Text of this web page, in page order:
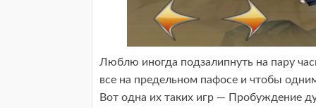
Люблю иногда подзалипнуть на пару
все на предельном пафосе и чтобы
Вот одна их таких игр — Пробуждение